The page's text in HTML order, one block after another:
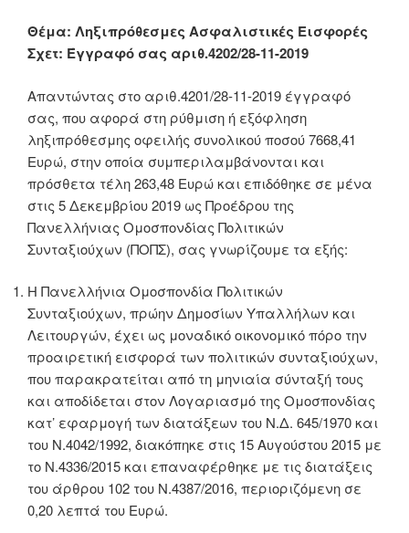
Θέμα: Ληξιπρόθεσμες Ασφαλιστικές Εισφορές
Σχετ: Έγγραφό σας αριθ.4202/28-11-2019
Απαντώντας στο αριθ.4201/28-11-2019 έγγραφό
σας, που αφορά στη ρύθμιση ή εξόφληση
ληξιπρόθεσμης οφειλής συνολικού ποσού 7668,41
Ευρώ, στην οποία συμπεριλαμβάνονται και
πρόσθετα τέλη 263,48 Ευρώ και επιδόθηκε σε μένα
στις 5 Δεκεμβρίου 2019 ως Προέδρου της
Πανελλήνιας Ομοσπονδίας Πολιτικών
Συνταξιούχων (ΠΟΠΣ), σας γνωρίζουμε τα εξής:
Η Πανελλήνια Ομοσπονδία Πολιτικών
Συνταξιούχων, πρώην Δημοσίων Υπαλλήλων και
Λειτουργών, έχει ως μοναδικό οικονομικό πόρο την
προαιρετική εισφορά των πολιτικών συνταξιούχων,
που παρακρατείται από τη μηνιαία σύνταξή τους
και αποδίδεται στον Λογαριασμό της Ομοσπονδίας
κατ’ εφαρμογή των διατάξεων του Ν.Δ. 645/1970 και
του Ν.4042/1992, διακόπηκε στις 15 Αυγούστου 2015 με
το Ν.4336/2015 και επαναφέρθηκε με τις διατάξεις
του άρθρου 102 του Ν.4387/2016, περιοριζόμενη σε
0,20 λεπτά του Ευρώ.